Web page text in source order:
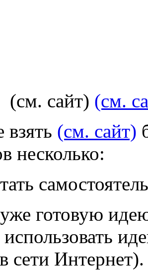
(см. сайт) (см.
взять (см. сайт)
несколько:
готовую
сети Интернет).